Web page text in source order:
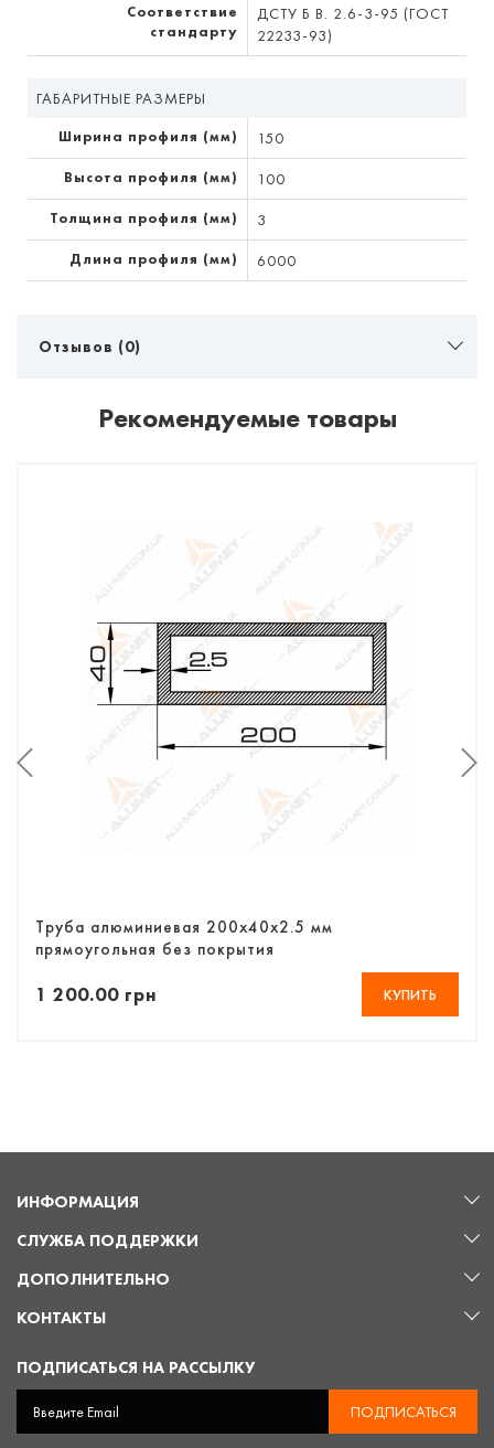
Соответствие
стандарту
ДСТУ Б В. 2.6-3-95 (ГОСТ
22233-93)
ГАБАРИТНЫЕ РАЗМЕРЫ
Ширина профиля (мм) 150
Высота профиля (мм) 100
Толщина профиля (мм) 3
Длина профиля (мм) 6000
Отзывов (0)
Рекомендуемые товары
Труба алюминиевая 200х40х2.5 мм
прямоугольная без покрытия
1 200.00 грн КУПИТЬ
ИНФОРМАЦИЯ
СЛУЖБА ПОДДЕРЖКИ
ДОПОЛНИТЕЛЬНО
КОНТАКТЫ
ПОДПИСАТЬСЯ НА РАССЫЛКУ
ПОДПИСАТЬСЯ